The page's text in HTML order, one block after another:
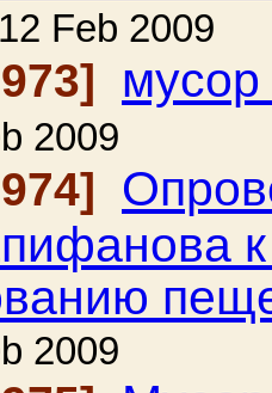
Feb 2009
2009
2009